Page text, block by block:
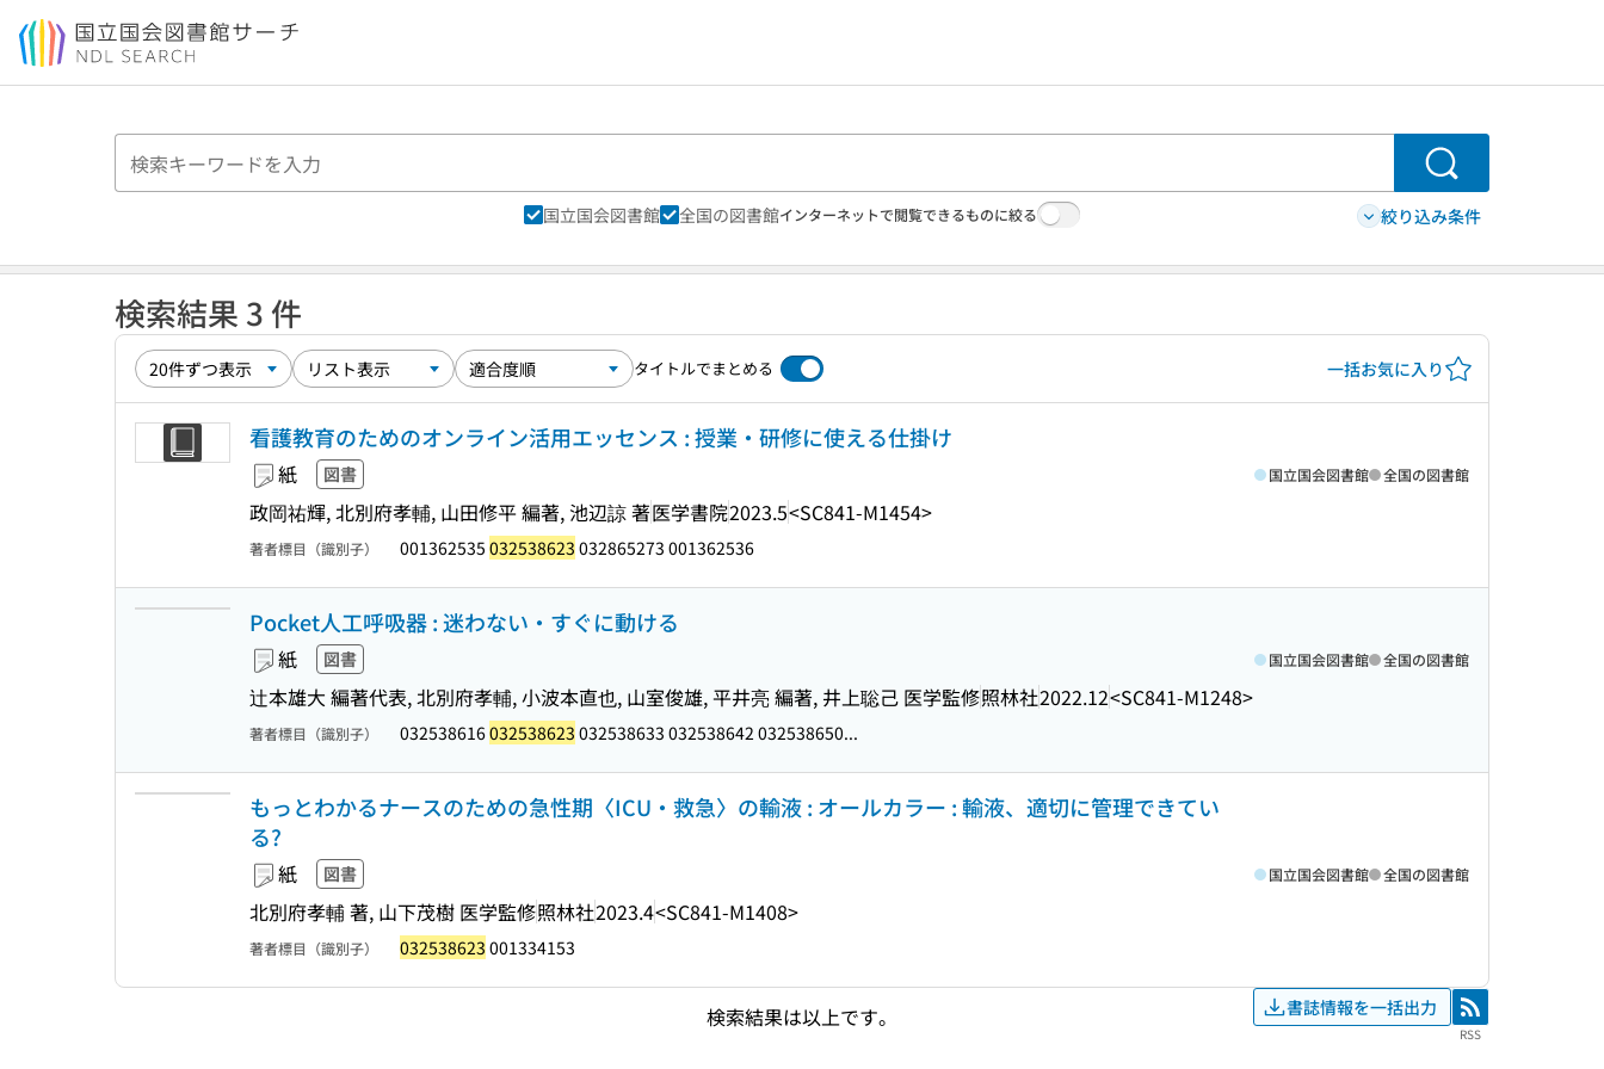
本文へ移動
検索
国立国会図書館 全国の図書館インターネットで閲覧できるものに絞る 絞り込み条件
検索結果 3 件
タイトルでまとめる 一括お気に入り
看護教育のためのオンライン活用エッセンス : 授業・研修に使える仕掛け
紙 図書
政岡祐輝, 北別府孝輔, 山田修平 編著, 池辺諒 著医学書院2023.5<SC841-M1454>
国立国会図書館 全国の図書館
著者標目（識別子） 001362535 032538623 032865273 001362536
Pocket人工呼吸器 : 迷わない・すぐに動ける
紙 図書
辻本雄大 編著代表, 北別府孝輔, 小波本直也, 山室俊雄, 平井亮 編著, 井上聡己 医学監修照林社2022.12<SC841-M1248>
国立国会図書館 全国の図書館
著者標目（識別子） 032538616032538623 032538633 032538642 032538650...
もっとわかるナースのための急性期〈ICU・救急〉の輸液 : オールカラー : 輸液、適切に管理できてい
る?
紙 図書
北別府孝輔 著, 山下茂樹 医学監修照林社2023.4<SC841-M1408>
国立国会図書館 全国の図書館
著者標目（識別子） 032538623 001334153
検索結果は以上です。 書誌情報を一括出力 RSS
RSS